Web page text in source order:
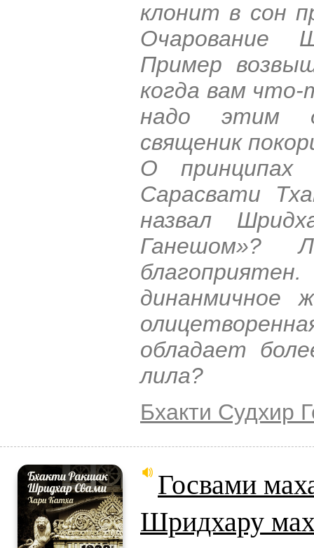
клонит в сон
Очарование
Пример
когда вам
надо этим
священик
О принципах
Сарасвати
назвал
Ганешом»?
динанмичное
обладает
лила?
Бхакти Судхир
Госвами
Шридхару